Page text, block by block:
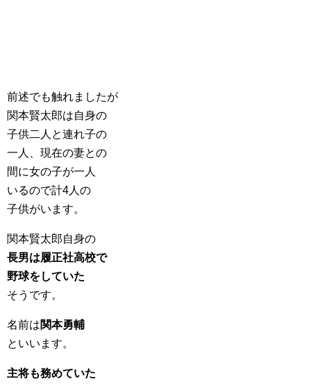
前述でも触れましたが
関本賢太郎は自身の
子供二人と連れ子の
一人、現在の妻との
間に女の子が一人
いるので計4人の
子供がいます。
関本賢太郎自身の
長男は履正社高校で
野球をしていた
そうです。
名前は関本勇輔
といいます。
主将も務めていた